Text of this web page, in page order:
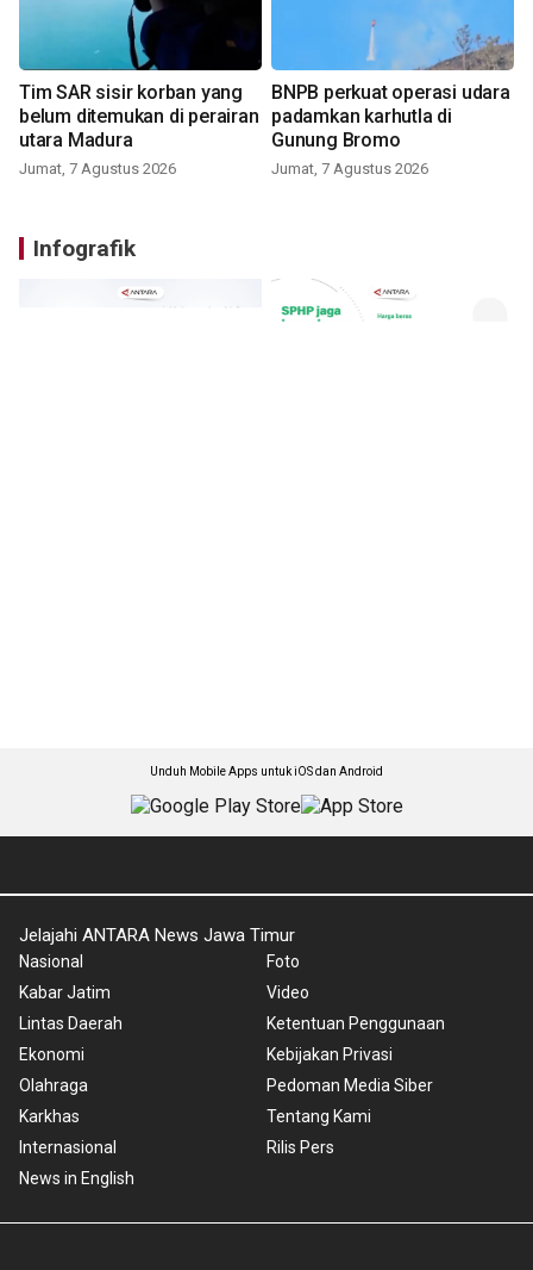
Tim SAR sisir korban yang
belum ditemukan di perairan
utara Madura
Jumat, 7 Agustus 2026
BNPB perkuat operasi udara
padamkan karhutla di
Gunung Bromo
Jumat, 7 Agustus 2026
Infografik
Unduh Mobile Apps untuk iOS dan Android
Jelajahi ANTARA News Jawa Timur
Nasional
Kabar Jatim
Lintas Daerah
Ekonomi
Olahraga
Karkhas
Internasional
News in English
Foto
Video
Ketentuan Penggunaan
Kebijakan Privasi
Pedoman Media Siber
Tentang Kami
Rilis Pers